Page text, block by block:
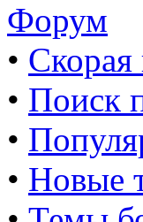
Форум
•
• Поиск
•
• Новые